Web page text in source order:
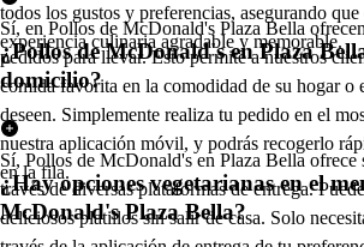
todos los gustos y preferencias, asegurando que
experiencia culinaria agradable y memorable.
Sí, en Pollos de McDonald's Plaza Bella
pedidos para llevar. Esto permite a nuestros
comida favorita en la comodidad de su hogar o
deseen. Simplemente realiza tu pedido en el
nuestra aplicación móvil, y podrás recogerlo
en la fila.
¿Pollos de McDonald's en Plaza
domicilio?
Sí, Pollos de McDonald's en Plaza Bella
través de diversas plataformas de entrega.
deliciosos platillos sin salir de casa. Solo
¿Hay opciones vegetarianas en el
McDonald's Plaza Bella?